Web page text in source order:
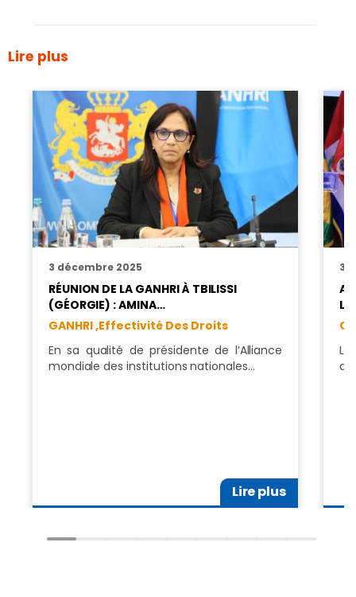
Lire plus
3 décembre 2025
RÉUNION DE LA GANHRI À TBILISSI
(GÉORGIE) : AMINA…
GANHRI ,Effectivité Des Droits
En sa qualité de présidente de l’Alliance
mondiale des institutions nationales…
Lire plus
3